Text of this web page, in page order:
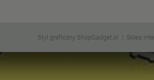
Styl graficzny ShopGadget.pl Sklep